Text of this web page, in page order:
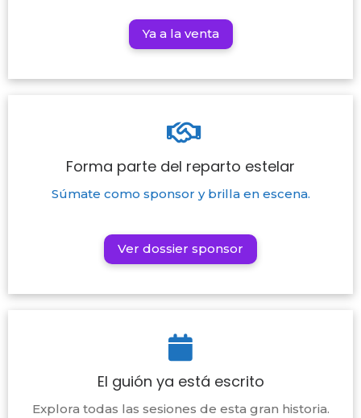
Ya a la venta
Forma parte del reparto estelar
Súmate como sponsor y brilla en escena.
Ver dossier sponsor
El guión ya está escrito
Explora todas las sesiones de esta gran historia.